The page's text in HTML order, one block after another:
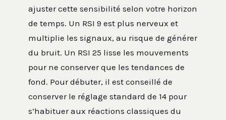
ajuster cette sensibilité selon votre horizon
de temps. Un RSI 9 est plus nerveux et
multiplie les signaux, au risque de générer
du bruit. Un RSI 25 lisse les mouvements
pour ne conserver que les tendances de
fond. Pour débuter, il est conseillé de
conserver le réglage standard de 14 pour
s’habituer aux réactions classiques du